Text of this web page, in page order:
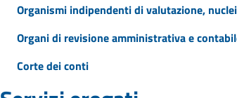
Organismi indipendenti di valutazione,
Organi di revisione amministrativa e
Corte dei conti